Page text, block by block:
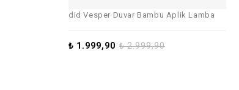
did Vesper Duvar Bambu Aplik Lamba
₺2.999,90
₺ 1.999,90